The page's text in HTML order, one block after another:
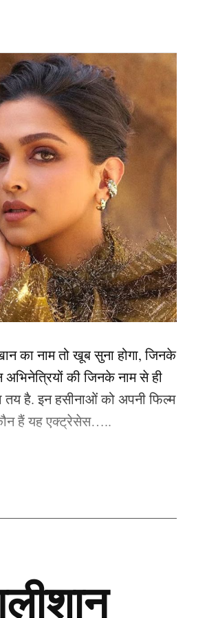
भारतीय टीम का हिस्सा नहीं
सूची में शामिल हैं। रिंकू (Rinku
स्क्वाड में न होना फैंस और कई
मई तक टूर्नामेंट में हिस्सा लेनी
IPL 2025, दिग्गज ने खुलासा कर
नाम तो खूब सुना होगा, जिनके
की जिनके नाम से ही
तय है. इन हसीनाओं को अपनी फिल्म
हैं यह एक्ट्रेसेस…..
की शुरूआत ‘ओम शांति ओम’
‘ये जवानी है दीवानी’, ‘चेन्नई